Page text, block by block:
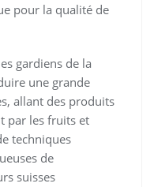
pour la qualité de
gardiens de la
une grande
allant des produits
par les fruits et
techniques
de
suisses